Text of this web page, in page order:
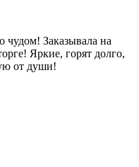
чудом! Заказывала на
Яркие, горят долго,
от души!